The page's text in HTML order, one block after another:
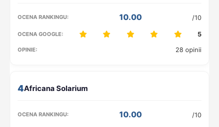
10.00 /10
5
28 opinii
4
10.00 /10